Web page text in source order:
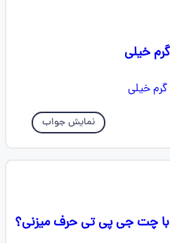
خیلی
نمایش جواب
با چت جی پی تی حرف میزنی؟